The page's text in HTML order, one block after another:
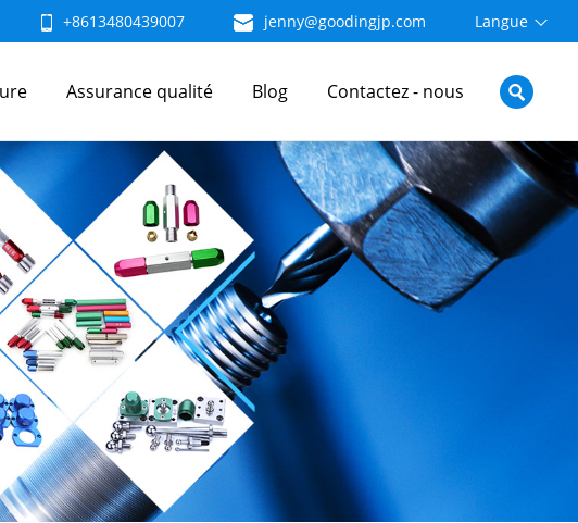
+8613480439007 jenny@goodingjp.com Langue
Assurance qualité Blog Contactez - nous